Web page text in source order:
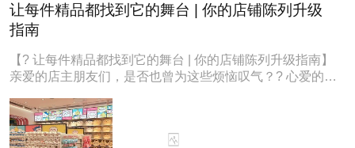
让每件精品都找到它的舞台 | 你的店铺陈列升级
指南
【? 让每件精品都找到它的舞台 | 你的店铺陈列升级指南】
亲爱的店主朋友们，是否也曾为这些烦恼叹气？? 心爱的商